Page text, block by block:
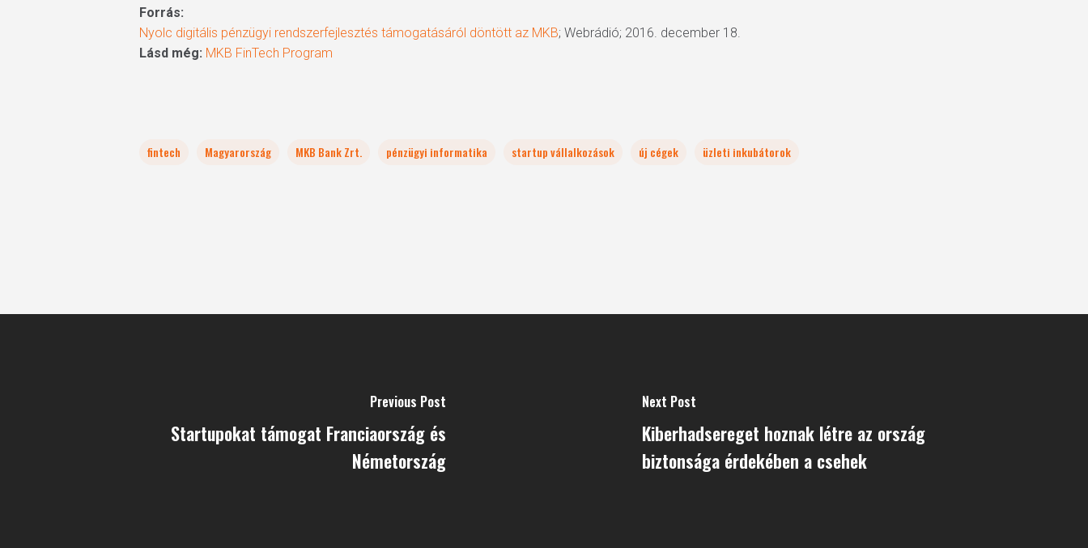
Forrás:
Nyolc digitális pénzügyi rendszerfejlesztés támogatásáról döntött az MKB; Webrádió; 2016. december 18.
Lásd még: MKB FinTech Program
fintech Magyarország MKB Bank Zrt. pénzügyi informatika startup vállalkozások új cégek üzleti inkubátorok
Previous Post
Startupokat támogat Franciaország és
Németország
Next Post
Kiberhadsereget hoznak létre az ország
biztonsága érdekében a csehek